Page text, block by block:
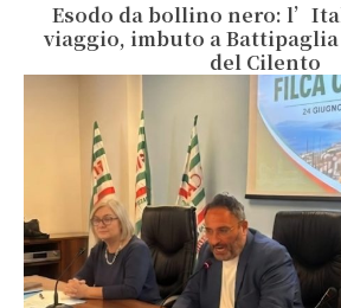
Esodo da bollino nero:
viaggio, imbuto a
del Cilento